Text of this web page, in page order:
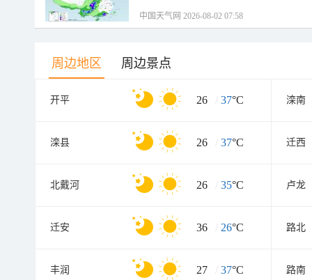
中国天气网 2026-08-02 07:58
周边地区 周边景点
开平 26 / 37°C 滦南
滦县 26 / 37°C 迁西
北戴河 26 / 35°C 卢龙
迁安 36 / 26°C 路北
丰润 27 / 37°C 路南